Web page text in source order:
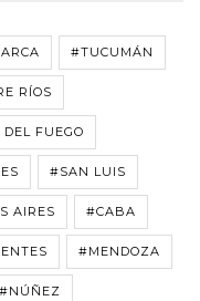
#TUCUMÁN
RÍOS
FUEGO
#SAN LUIS
AIRES #CABA
#MENDOZA
#NÚÑEZ